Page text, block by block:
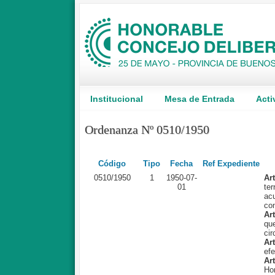
Institucional Mesa de Entrada
Ordenanza Nº 0510/1950
Código Tipo Fecha
Ref Expediente
0510/1950
1
1950-07-
01